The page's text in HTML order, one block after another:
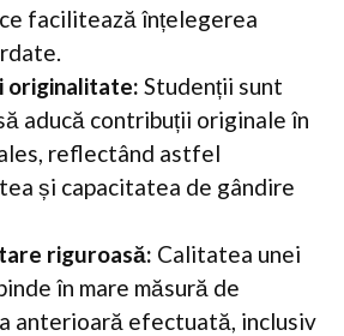
facilitează înțelegerea
originalitate: Studenții sunt
aducă contribuții originale în
reflectând astfel
și capacitatea de gândire
riguroasă: Calitatea unei
în mare măsură de
anterioară efectuată, inclusiv